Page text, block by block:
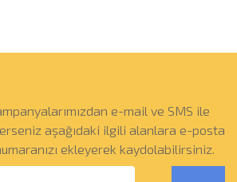
e-mail ve SMS ile
aşağıdaki ilgili alanlara e-posta
ekleyerek kaydolabilirsiniz.